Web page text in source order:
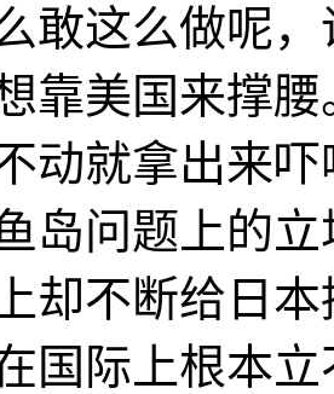
敢这么做呢
靠美国来撑
动就拿出来
岛问题上的
却不断给日
国际上根本